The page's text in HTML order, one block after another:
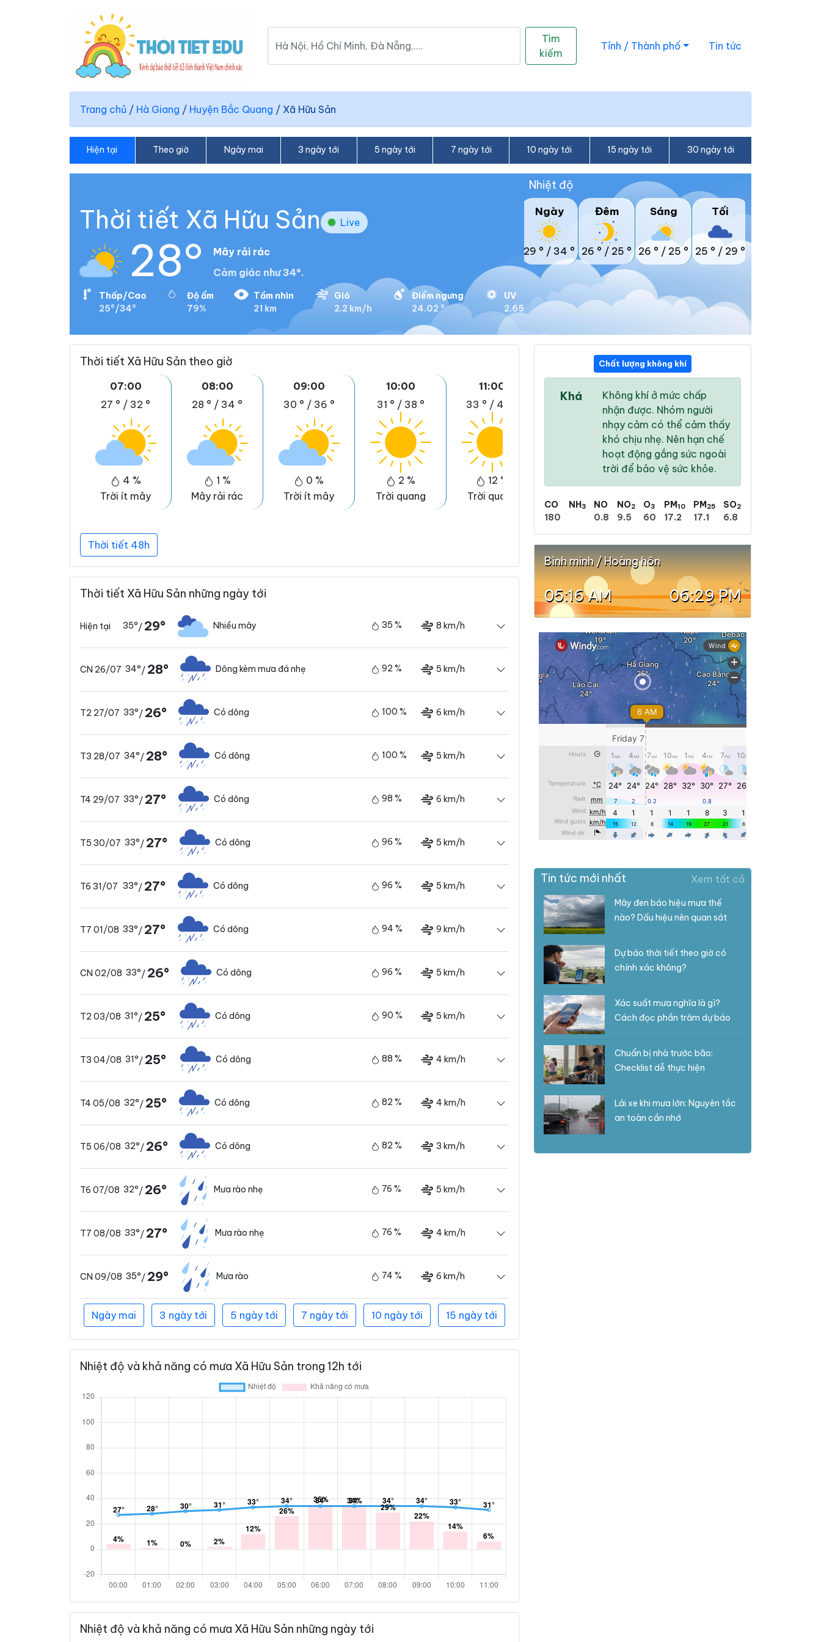
Tìm
kiếm
Tỉnh / Thành phố Tin tức
Trang chủ / Hà Giang / Huyện Bắc Quang / Xã Hữu Sản
Hiện tại Theo giờ Ngày mai 3 ngày tới 5 ngày tới 7 ngày tới 10 ngày tới 15 ngày tới 30 ngày tới
Thời tiết Xã Hữu Sản Live
28°
Mây rải rác
Cảm giác như 34°.
Thấp/Cao
25°/34°
Độ ẩm
79%
Tầm nhìn
21 km
Gió
2.2 km/h
Điểm ngưng
24.02 °
UV
2.65
Nhiệt độ
Ngày
29 ° / 34 °
Đêm
26 ° / 25 °
Sáng
26 ° / 25 °
Tối
25 ° / 29 °
Thời tiết Xã Hữu Sản theo giờ
07:00
27 ° / 32 °
4 %
Trời ít mây
08:00
28 ° / 34 °
1 %
Mây rải rác
09:00
30 ° / 36 °
0 %
Trời ít mây
10:00
31 ° / 38 °
2 %
Trời quang
11:00
33 ° / 40 °
12 %
Trời quang
34 °/
34 °/
Thời tiết 48h
Thời tiết Xã Hữu Sản những ngày tới
Hiện tại 35°/ 29° Nhiều mây 35 % 8 km/h
CN 26/07 34°/ 28° Dông kèm mưa đá nhẹ 92 % 5 km/h
T2 27/07 33°/ 26° Có dông 100 % 6 km/h
T3 28/07 34°/ 28° Có dông 100 % 5 km/h
T4 29/07 33°/ 27° Có dông 98 % 6 km/h
T5 30/07 33°/ 27° Có dông 96 % 5 km/h
T6 31/07 33°/ 27° Có dông 96 % 5 km/h
T7 01/08 33°/ 27° Có dông 94 % 9 km/h
CN 02/08 33°/ 26° Có dông 96 % 5 km/h
T2 03/08 31°/ 25° Có dông 90 % 5 km/h
T3 04/08 31°/ 25° Có dông 88 % 4 km/h
T4 05/08 32°/ 25° Có dông 82 % 4 km/h
T5 06/08 32°/ 26° Có dông 82 % 3 km/h
T6 07/08 32°/ 26° Mưa rào nhẹ 76 % 5 km/h
T7 08/08 33°/ 27° Mưa rào nhẹ 76 % 4 km/h
CN 09/08 35°/ 29° Mưa rào 74 % 6 km/h
Ngày mai 3 ngày tới 5 ngày tới 7 ngày tới 10 ngày tới 15 ngày tới
Nhiệt độ và khả năng có mưa Xã Hữu Sản trong 12h tới
Nhiệt độ và khả năng có mưa Xã Hữu Sản những ngày tới
Chất lượng không khí
Khá
Không khí ở mức chấp
nhận được. Nhóm người
nhạy cảm có thể cảm thấy
khó chịu nhẹ. Nên hạn chế
hoạt động gắng sức ngoài
trời để bảo vệ sức khỏe.
CO
180
NH3
NO
0.8
NO2
9.5
O3
60
PM10
17.2
PM25
17.1
SO2
6.8
Bình minh / Hoàng hôn
05:16 AM 06:29 PM
Tin tức mới nhất Xem tất cả
Mây đen báo hiệu mưa thế
nào? Dấu hiệu nên quan sát
Dự báo thời tiết theo giờ có
chính xác không?
Xác suất mưa nghĩa là gì?
Cách đọc phần trăm dự báo
Chuẩn bị nhà trước bão:
Checklist dễ thực hiện
Lái xe khi mưa lớn: Nguyên tắc
an toàn cần nhớ